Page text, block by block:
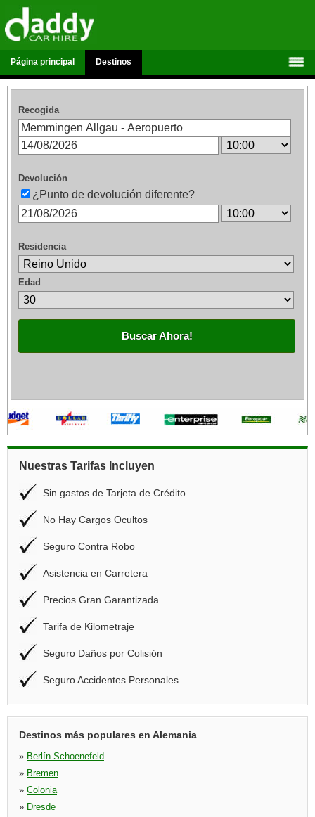
Página principal Destinos
Recogida
Devolución
¿Punto de devolución diferente?
Residencia
Edad
Buscar Ahora!
Nuestras Tarifas Incluyen
Sin gastos de Tarjeta de Crédito
No Hay Cargos Ocultos
Seguro Contra Robo
Asistencia en Carretera
Precios Gran Garantizada
Tarifa de Kilometraje
Seguro Daños por Colisión
Seguro Accidentes Personales
Destinos más populares en Alemania
» Berlín Schoenefeld
» Bremen
» Colonia
» Dresde